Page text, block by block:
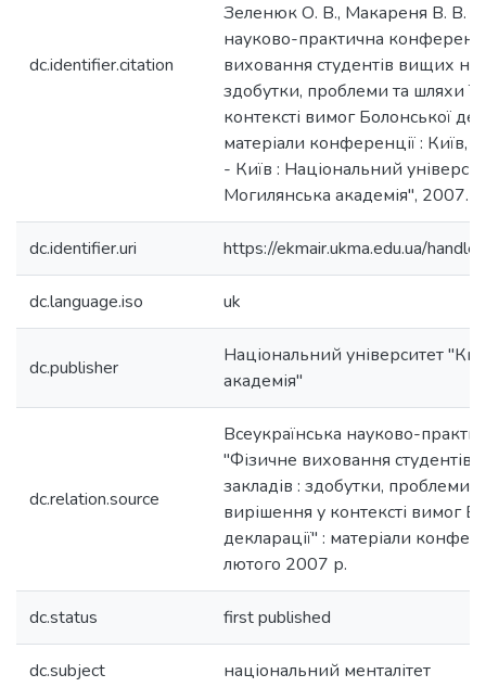
dc.identifier.citation
Зеленюк О. В., Макареня В. В. //
науково-практична
виховання студентів вищих
здобутки, проблеми та шляхи
контексті вимог Болонської
матеріали конференції : Київ,
- Київ : Національний
Могилянська академія", 2007.
dc.identifier.uri https://ekmair.ukma.edu.ua/
dc.language.iso uk
dc.publisher
Національний університет
академія"
dc.relation.source
Всеукраїнська науково-
"Фізичне виховання
закладів : здобутки, проблеми
вирішення у контексті вимог
декларації" : матеріали
лютого 2007 р.
dc.status first published
dc.subject національний менталітет